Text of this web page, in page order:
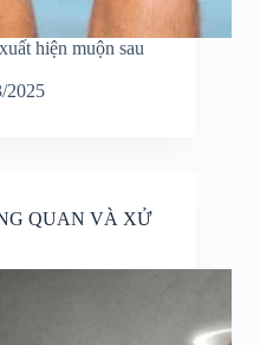
hiện muộn sau
2025
QUAN VÀ XỬ